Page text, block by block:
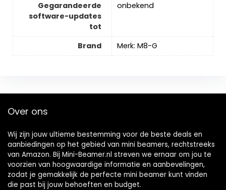
Gegarandeerde
software-updates
tot
‎onbekend
Brand Merk: M8-G
Over ons
Wij zijn jouw ultieme bestemming voor de beste deals en
aanbiedingen op het gebied van mini beamers, rechtstreeks
van Amazon. Bij Mini-Beamer.nl streven we ernaar om jou te
voorzien van hoogwaardige informatie en aanbevelingen,
zodat je gemakkelijk de perfecte mini beamer kunt vinden
die past bij jouw behoeften en budget.